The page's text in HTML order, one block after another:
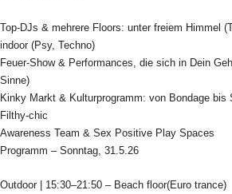
Top-DJs & mehrere Floors: unter freiem Himmel
indoor (Psy, Techno)
Feuer-Show & Performances, die sich in Dein
Sinne)
Kinky Markt & Kulturprogramm: von Bondage
Filthy-chic
Awareness Team & Sex Positive Play Spaces
Programm – Sonntag, 31.5.26
Outdoor | 15:30–21:50 – Beach floor(Euro trance)